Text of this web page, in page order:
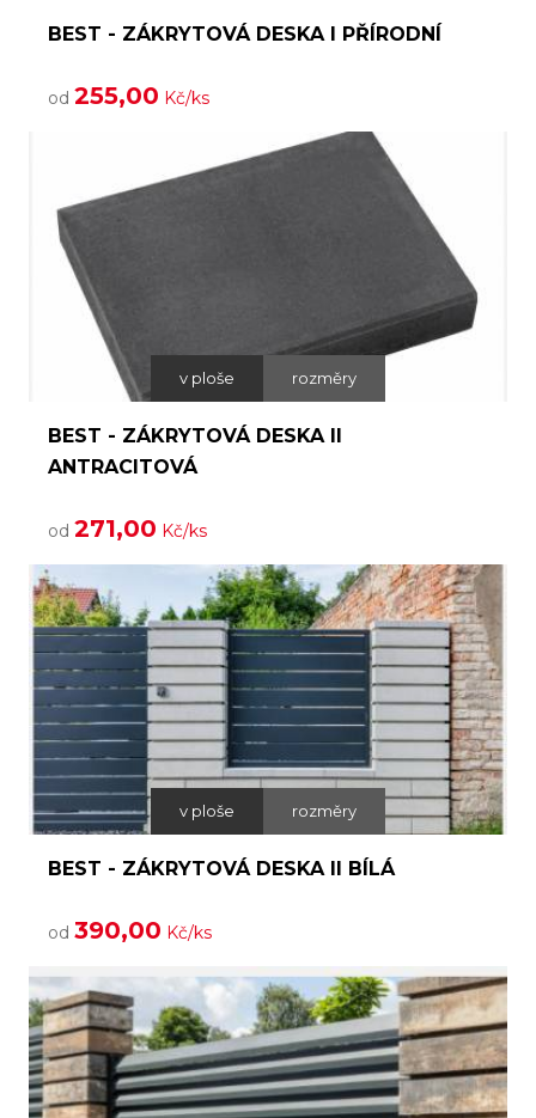
BEST - ZÁKRYTOVÁ DESKA I PŘÍRODNÍ
od 255,00 Kč/ks
v ploše rozměry
BEST - ZÁKRYTOVÁ DESKA II
ANTRACITOVÁ
od 271,00 Kč/ks
v ploše rozměry
BEST - ZÁKRYTOVÁ DESKA II BÍLÁ
od 390,00 Kč/ks